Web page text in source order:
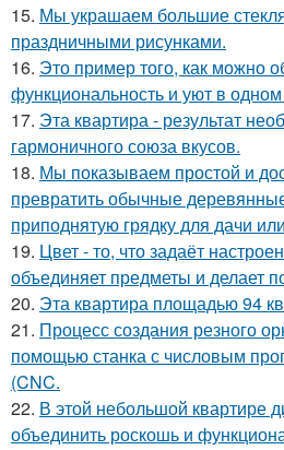
15. Мы украшаем большие
праздничными рисунками.
16. Это пример того, как можно
функциональность и уют в
17. Эта квартира - результат
гармоничного союза вкусов.
18. Мы показываем простой и
превратить обычные
приподнятую грядку для дачи
19. Цвет - то, что задаёт
объединяет предметы и делает
20. Эта квартира площадью 94
21. Процесс создания резного
помощью станка с числовым
(CNC.
22. В этой небольшой квартире
объединить роскошь и